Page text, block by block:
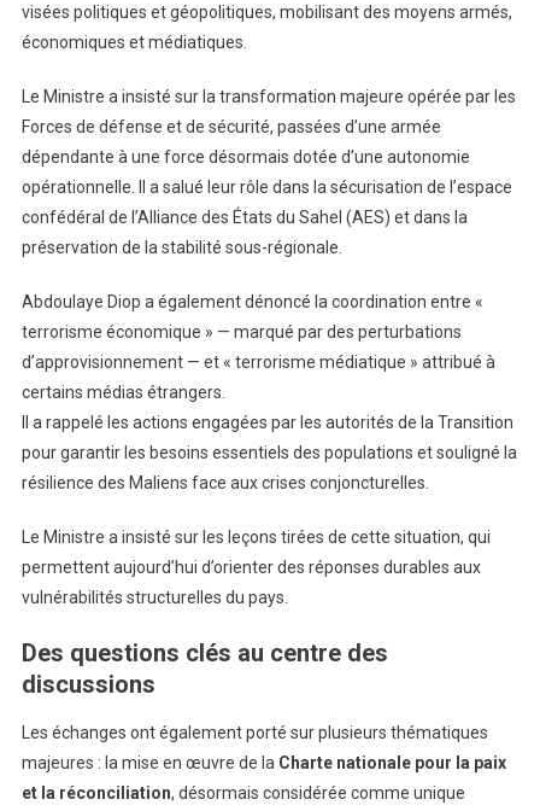
visées politiques et géopolitiques, mobilisant des moyens armés,
économiques et médiatiques.
Le Ministre a insisté sur la transformation majeure opérée par les
Forces de défense et de sécurité, passées d’une armée
dépendante à une force désormais dotée d’une autonomie
opérationnelle. Il a salué leur rôle dans la sécurisation de l’espace
confédéral de l’Alliance des États du Sahel (AES) et dans la
préservation de la stabilité sous-régionale.
Abdoulaye Diop a également dénoncé la coordination entre «
terrorisme économique » — marqué par des perturbations
d’approvisionnement — et « terrorisme médiatique » attribué à
certains médias étrangers.
Il a rappelé les actions engagées par les autorités de la Transition
pour garantir les besoins essentiels des populations et souligné la
résilience des Maliens face aux crises conjoncturelles.
Le Ministre a insisté sur les leçons tirées de cette situation, qui
permettent aujourd’hui d’orienter des réponses durables aux
vulnérabilités structurelles du pays.
Des questions clés au centre des
discussions
Les échanges ont également porté sur plusieurs thématiques
majeures : la mise en œuvre de la Charte nationale pour la paix
et la réconciliation, désormais considérée comme unique